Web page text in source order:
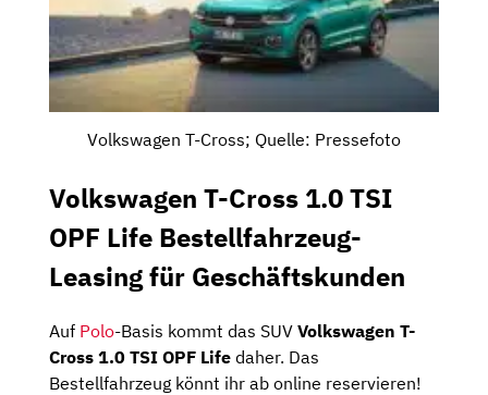
Volkswagen T-Cross; Quelle: Pressefoto
Volkswagen T-Cross 1.0 TSI
OPF Life Bestellfahrzeug-
Leasing für Geschäftskunden
Auf Polo-Basis kommt das SUV Volkswagen T-
Cross 1.0 TSI OPF Life daher. Das
Bestellfahrzeug könnt ihr ab online reservieren!